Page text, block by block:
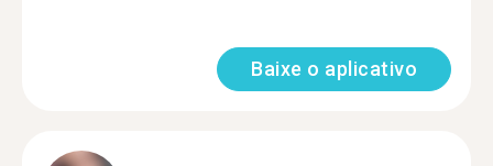
Baixe o aplicativo